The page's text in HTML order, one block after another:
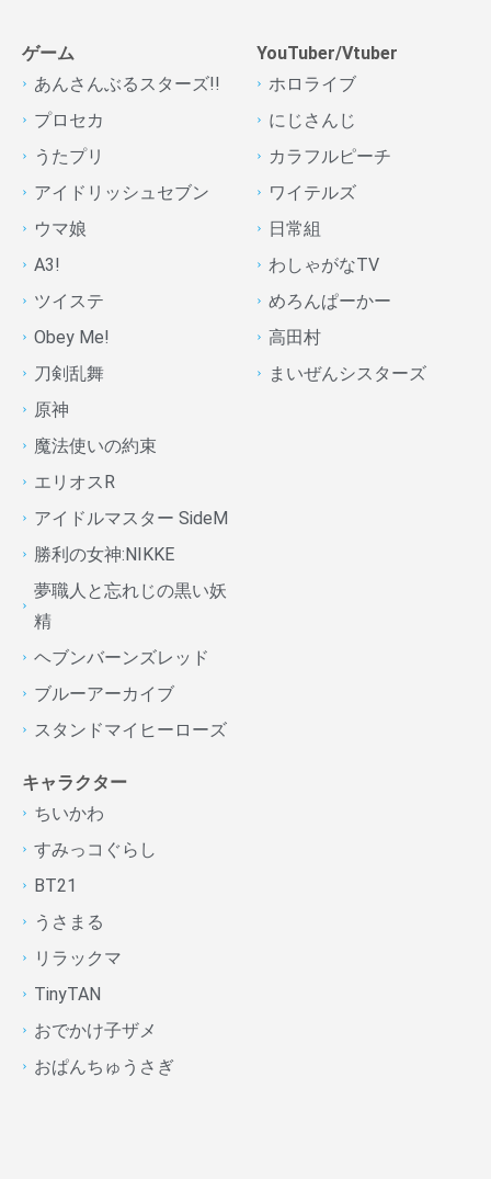
ゲーム
あんさんぶるスターズ!!
プロセカ
うたプリ
アイドリッシュセブン
ウマ娘
A3!
ツイステ
Obey Me!
刀剣乱舞
原神
魔法使いの約束
エリオスR
アイドルマスター SideM
勝利の女神:NIKKE
夢職人と忘れじの黒い妖
精
ヘブンバーンズレッド
ブルーアーカイブ
スタンドマイヒーローズ
YouTuber/Vtuber
ホロライブ
にじさんじ
カラフルピーチ
ワイテルズ
日常組
わしゃがなTV
めろんぱーかー
高田村
まいぜんシスターズ
キャラクター
ちいかわ
すみっコぐらし
BT21
うさまる
リラックマ
TinyTAN
おでかけ子ザメ
おぱんちゅうさぎ